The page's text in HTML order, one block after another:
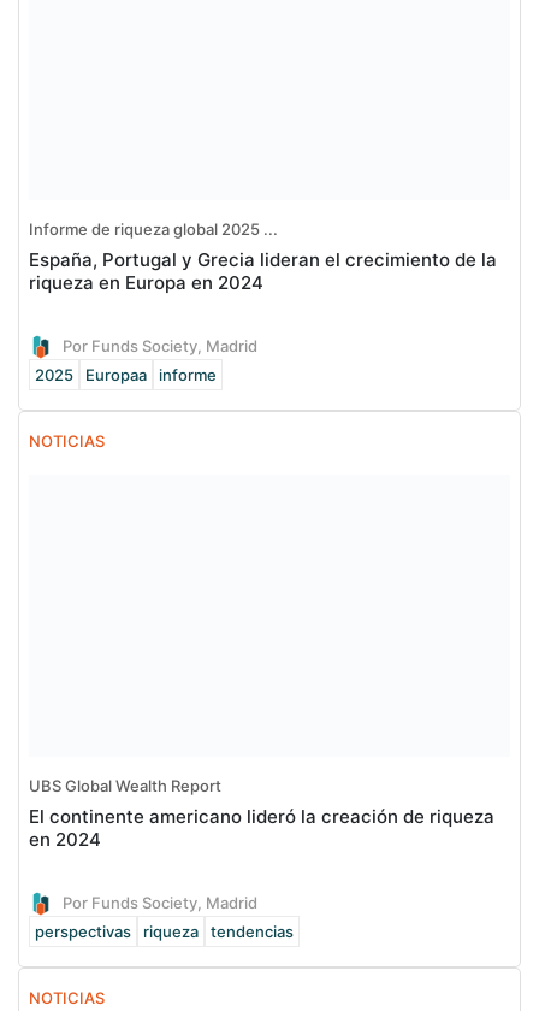
Informe de riqueza global 2025 ...
España, Portugal y Grecia lideran el crecimiento de la
riqueza en Europa en 2024
Por Funds Society, Madrid
2025
Europaa informe
NOTICIAS
UBS Global Wealth Report
El continente americano lideró la creación de riqueza
en 2024
Por Funds Society, Madrid
perspectivas
riqueza tendencias
NOTICIAS